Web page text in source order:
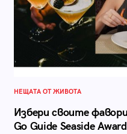
НЕЩАТА ОТ ЖИВОТА
Избери своите
Go Guide Seaside